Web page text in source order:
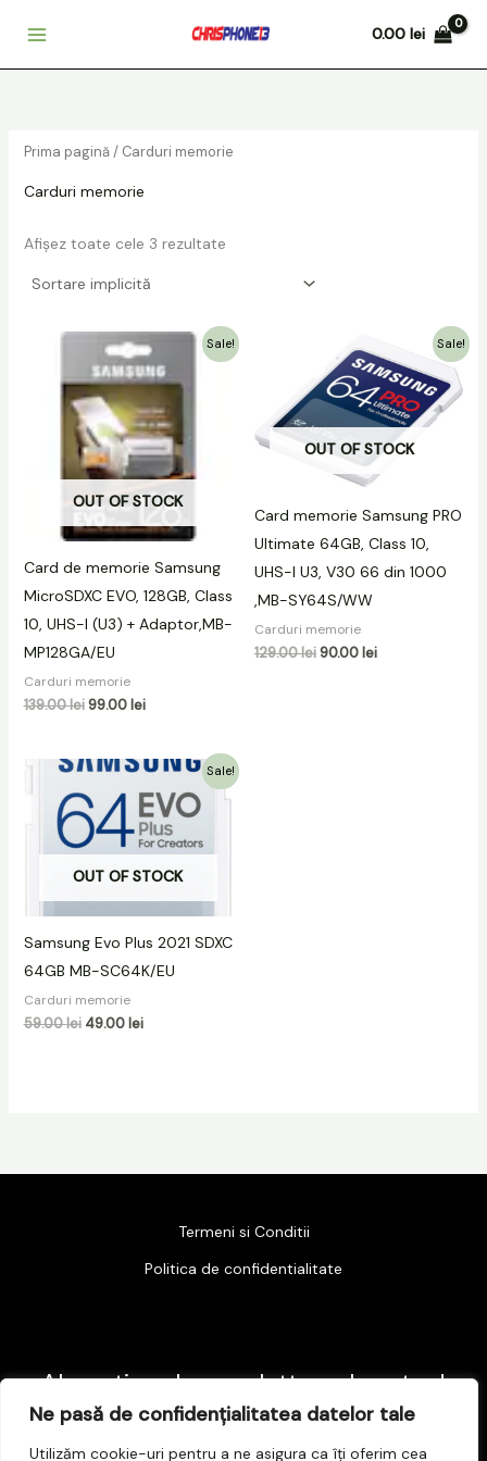
Ne pasă de confidențialitatea datelor tale
Utilizăm cookie-uri pentru a ne asigura ca îți oferim cea
content
0.00lei
Prima pagină/ Carduri memorie
Carduri memorie
Afișez toate cele 3 rezultate
Sale!
OUT OF STOCK
Card de memorie Samsung
MicroSDXC EVO, 128GB, Class
10, UHS-I (U3) + Adaptor,MB-
MP128GA/EU
Carduri memorie
139.00lei
Prețul
inițial
a
fost:
139.00 lei.
99.00 lei
Prețul
curent
este:
99.00 lei.
Sale!
OUT OF STOCK
Card memorie Samsung PRO
Ultimate 64GB, Class 10,
UHS-I U3, V30 66 din 1000
,MB-SY64S/WW
Carduri memorie
129.00lei
inițial
a
fost:
129.00 lei.
90.00 lei
curent
este:
90.00 lei.
Sale!
OUT OF STOCK
Samsung Evo Plus 2021 SDXC
64GB MB-SC64K/EU
Carduri memorie
59.00lei
Prețul
a
fost:
59.00 lei.
49.00 lei
Prețul
este:
49.00 lei.
Termeni si Conditii
Politica de confidentialitate
Abonati-va la newsletter-ul nostru !
E